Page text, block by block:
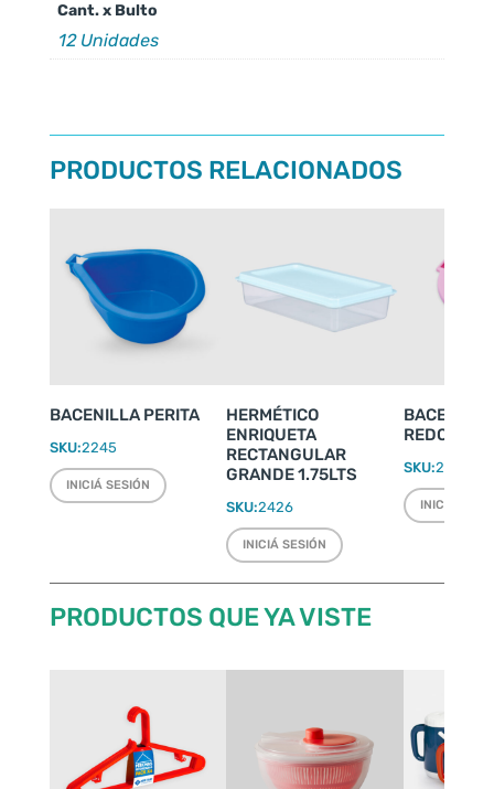
Cant. x Bulto
12 Unidades
PRODUCTOS RELACIONADOS
BACENILLA PERITA
SKU:2245
INICIÁ SESIÓN
HERMÉTICO
ENRIQUETA
RECTANGULAR
GRANDE 1.75LTS
SKU:2426
INICIÁ SESIÓN
REDONDA
SKU:2246
INICIÁ
PRODUCTOS QUE YA VISTE